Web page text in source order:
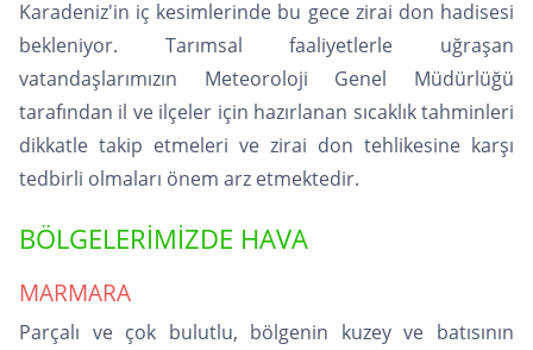
Karadeniz'in iç kesimlerinde bu gece zirai don hadisesi
bekleniyor. Tarımsal faaliyetlerle uğraşan
vatandaşlarımızın Meteoroloji Genel Müdürlüğü
tarafından il ve ilçeler için hazırlanan sıcaklık tahminleri
dikkatle takip etmeleri ve zirai don tehlikesine karşı
tedbirli olmaları önem arz etmektedir.
BÖLGELERİMİZDE HAVA
MARMARA
Parçalı ve çok bulutlu, bölgenin kuzey ve batısının